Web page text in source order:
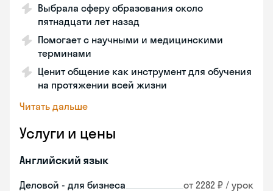
Выбрала сферу образования около
пятнадцати лет назад
Помогает с научными и медицинскими
терминами
Ценит общение как инструмент для обучения
на протяжении всей жизни
Читать дальше
Услуги и цены
Английский язык
Деловой - для бизнеса от 2282 ₽ / урок